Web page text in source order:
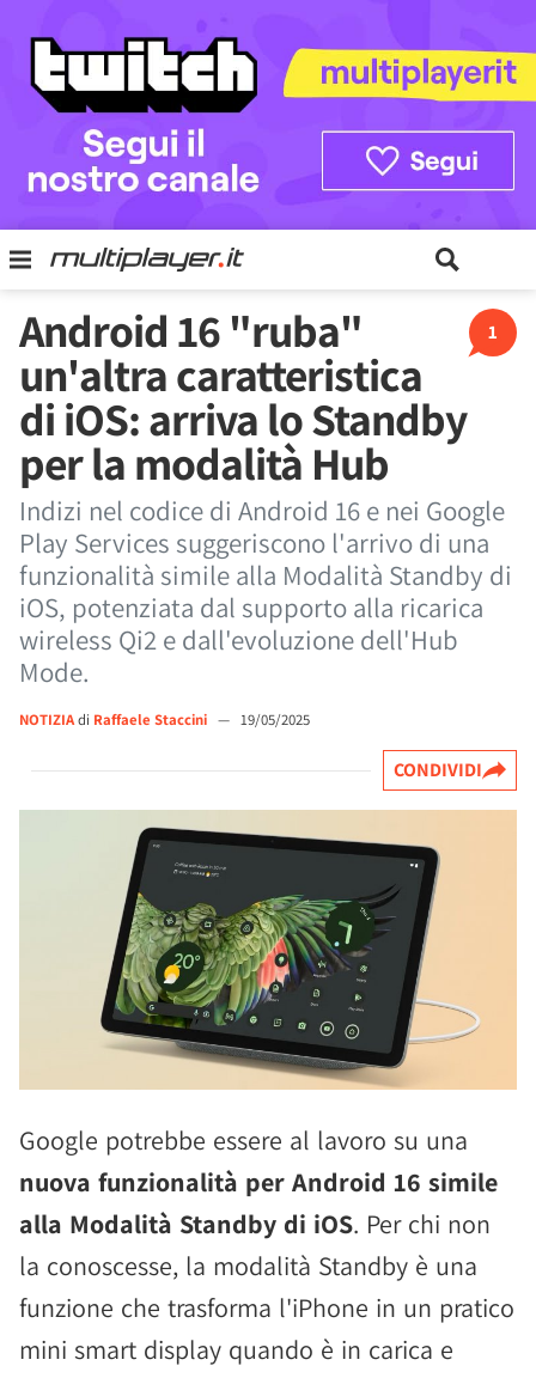
1
Android 16 "ruba"
un'altra caratteristica
di iOS: arriva lo Standby
per la modalità Hub
Indizi nel codice di Android 16 e nei Google
Play Services suggeriscono l'arrivo di una
funzionalità simile alla Modalità Standby di
iOS, potenziata dal supporto alla ricarica
wireless Qi2 e dall'evoluzione dell'Hub
Mode.
NOTIZIAdi Raffaele Staccini — 19/05/2025
CONDIVIDI
Google potrebbe essere al lavoro su una
nuova funzionalità per Android 16 simile
alla Modalità Standby di iOS. Per chi non
la conoscesse, la modalità Standby è una
funzione che trasforma l'iPhone in un pratico
mini smart display quando è in carica e